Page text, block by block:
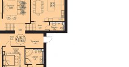
Да, удалить Отмена